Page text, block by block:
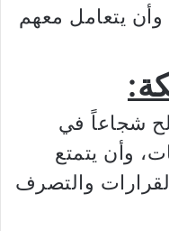
وأن يتعامل معهم
شجاعاً في
وأن يتمتع
والتصرف